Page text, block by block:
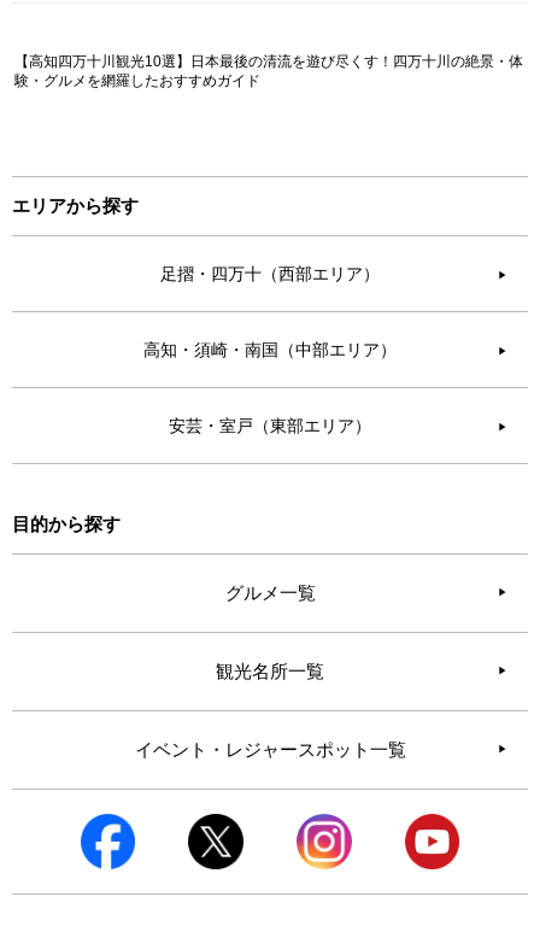
【高知四万十川観光10選】日本最後の清流を遊び尽くす！四万十川の絶景・体
験・グルメを網羅したおすすめガイド
エリアから探す
足摺・四万十（西部エリア） ▶︎
高知・須崎・南国（中部エリア） ▶︎
安芸・室戸（東部エリア） ▶︎
目的から探す
グルメ一覧
観光名所一覧
イベント・レジャースポット一覧